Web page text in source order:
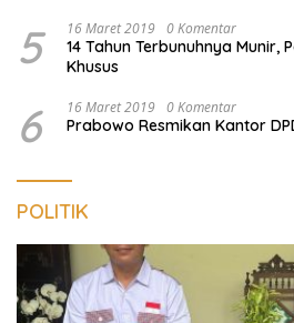
5 16 Maret 2019 0 Komentar
14 Tahun Terbunuhnya Munir,
Khusus
6 16 Maret 2019 0 Komentar
Prabowo Resmikan Kantor
POLITIK